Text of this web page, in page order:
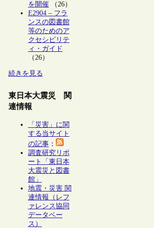
を開催（26）
E2904 – フラ
ンスの図書館
等のためのア
クセシビリテ
ィ・ガイド
（26）
続きを見る
東日本大震災 関
連情報
「災害」に関
する当サイト
の記事：
調査研究リポ
ート「東日本
大震災と図書
館」
地震・災害 関
連情報（レフ
ァレンス協同
データベー
ス）